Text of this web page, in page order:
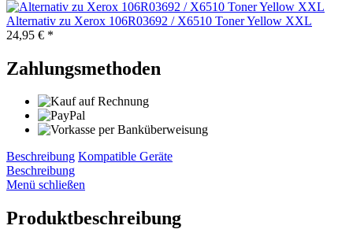
Alternativ zu Xerox 106R03692 / X6510 Toner Yellow XXL
24,95 € *
Zahlungsmethoden
Beschreibung Kompatible Geräte
Beschreibung
Menü schließen
Produktbeschreibung